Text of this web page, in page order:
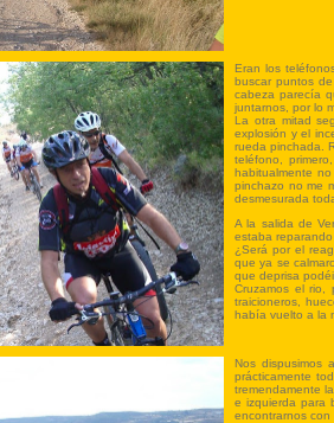
Eran los
buscar puntos
cabeza parecía
juntarnos, por lo
La otra mitad
explosión y el
rueda pinchada.
teléfono,
habitualmente
pinchazo no me
desmesurada
A la salida de
estaba
¿Será por el
que ya se
que deprisa
Cruzamos el rio,
traicioneros,
había vuelto a la
Nos dispusimos
prácticamente
tremendamente
e izquierda para
encontrarnos